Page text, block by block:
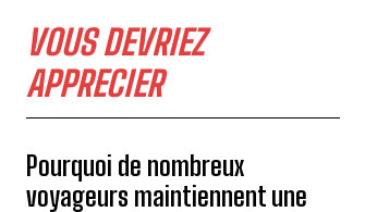
VOUS DEVRIEZ
APPRECIER
Pourquoi de nombreux
voyageurs maintiennent une